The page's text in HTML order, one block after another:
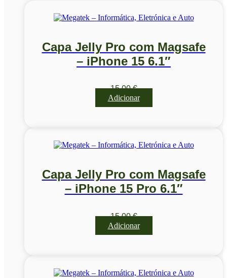
Capa Jelly Pro com Magsafe
– iPhone 15 6.1″
15,00€
Adicionar
Capa Jelly Pro com Magsafe
– iPhone 15 Pro 6.1″
15,00€
Adicionar